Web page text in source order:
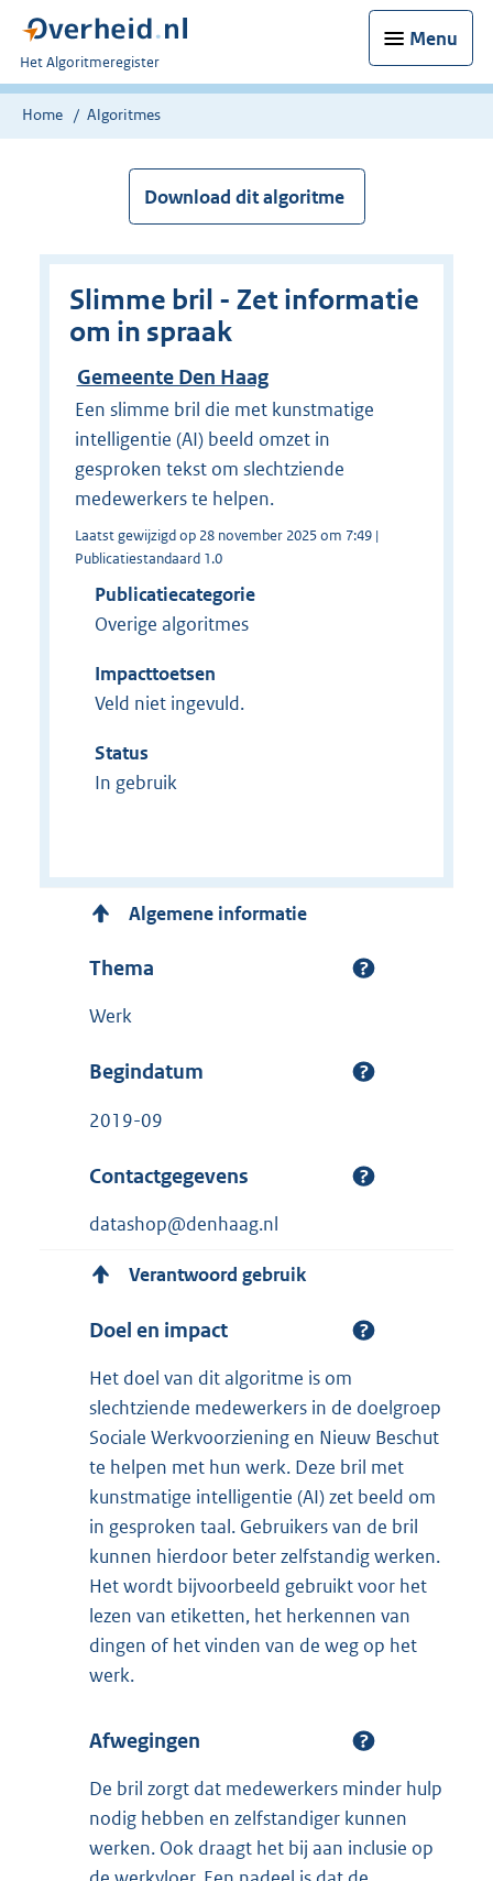
Menu
U
bent
nu
Het Algoritmeregister
Home Algoritmes
Download dit algoritme
Slimme bril - Zet informatie
om in spraak
Gemeente Den Haag
Een slimme bril die met kunstmatige
intelligentie (AI) beeld omzet in
gesproken tekst om slechtziende
medewerkers te helpen.
Laatst gewijzigd op 28 november 2025 om 7:49 |
Publicatiestandaard 1.0
Publicatiecategorie
Overige algoritmes
Impacttoetsen
Veld niet ingevuld.
Status
In gebruik
Algemene informatie
Thema
Werk
Begindatum
2019-09
Contactgegevens
datashop@denhaag.nl
Verantwoord gebruik
Doel en impact
Het doel van dit algoritme is om
slechtziende medewerkers in de doelgroep
Sociale Werkvoorziening en Nieuw Beschut
te helpen met hun werk. Deze bril met
kunstmatige intelligentie (AI) zet beeld om
in gesproken taal. Gebruikers van de bril
kunnen hierdoor beter zelfstandig werken.
Het wordt bijvoorbeeld gebruikt voor het
lezen van etiketten, het herkennen van
dingen of het vinden van de weg op het
werk.
Afwegingen
De bril zorgt dat medewerkers minder hulp
nodig hebben en zelfstandiger kunnen
werken. Ook draagt het bij aan inclusie op